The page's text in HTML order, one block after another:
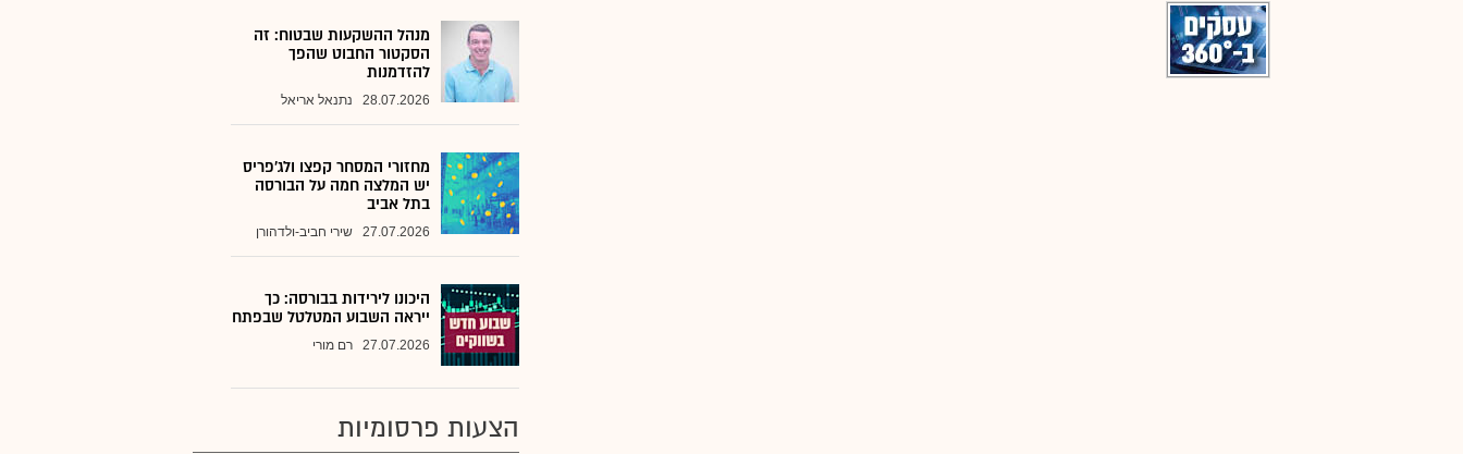
מנהל ההשקעות שבטוח: זה
הסקטור החבוט שהפך
להזדמנות
28.07.2026 נתנאל אריאל
מחזורי המסחר קפצו ולג'פריס
יש המלצה חמה על הבורסה
בתל אביב
27.07.2026 שירי חביב-ולדהורן
היכונו לירידות בבורסה: כך
ייראה השבוע המטלטל שבפתח
27.07.2026 רם מורי
הצעות פרסומיות